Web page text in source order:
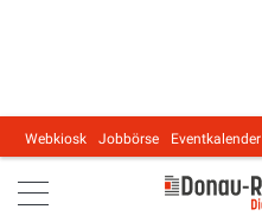
Main navigation
Webkiosk Jobbörse Eventkalender